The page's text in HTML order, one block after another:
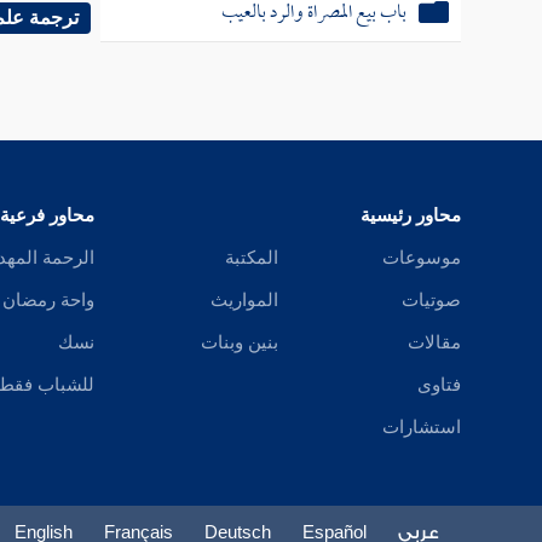
باب بيع المصراة والرد بالعيب
صحيح
( فرع )
به أو
بنقل
فمسح به
ترجمة
محاور رئيسية
موسوعات
صوتيات
مقالات
فتاوى
استشارات
المكتبة
المواريث
بنين وبنات
محاور فرعية
الرحمة
واحة رمضان
نسك
للشباب فقط
عربي Español
Deutsch
Français
English